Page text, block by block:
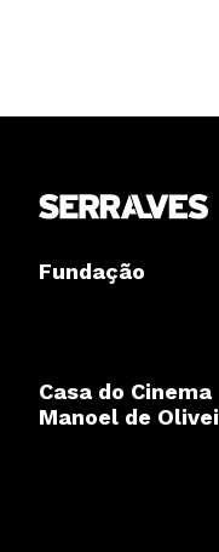
Fundação
Casa do Cinema
Manoel de